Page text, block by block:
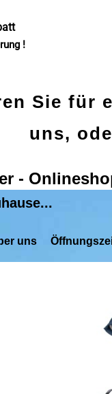
!
Sie für
uns,
-
uns